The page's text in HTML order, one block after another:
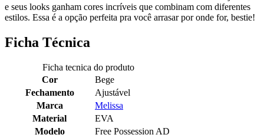
e seus looks ganham cores incríveis que combinam com diferentes
estilos. Essa é a opção perfeita pra você arrasar por onde for, bestie!
Ficha Técnica
Ficha tecnica do produto
Cor
Bege
Fechamento
Ajustável
Marca
Melissa
Material
EVA
Modelo
Free Possession AD